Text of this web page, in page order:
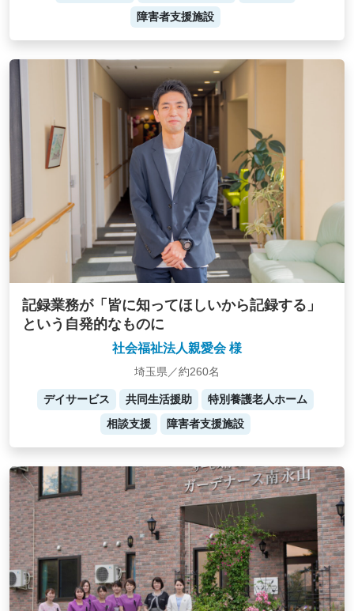
障害者支援施設
記録業務が「皆に知ってほしいから記録する」
という自発的なものに
社会福祉法人親愛会 様
埼玉県／約260名
デイサービス 共同生活援助
特別養護老人ホーム
相談支援
障害者支援施設